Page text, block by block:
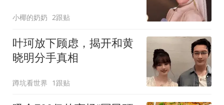
小椰的奶奶 2跟贴
叶珂放下顾虑，揭开和黄
晓明分手真相
蹲坑看世界 1跟贴